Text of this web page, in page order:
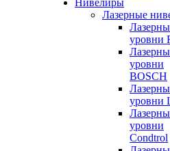
Нивелиры
Лазерные
уровни
уровни
BOSCH
уровни
уровни
Condtrol